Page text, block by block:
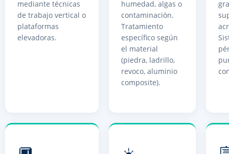
mediante técnicas
de trabajo vertical o
plataformas
elevadoras.
humedad, algas o
contaminación.
Tratamiento
específico según
el material
(piedra, ladrillo,
revoco, aluminio
composite).